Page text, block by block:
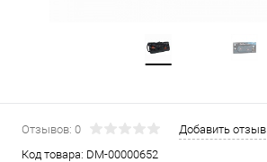
Отзывов: 0
Добавить отзыв
Код товара: DM-00000652